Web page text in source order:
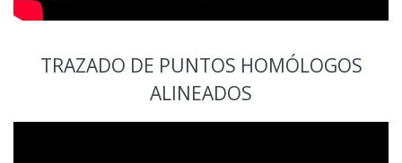
TRAZADO DE PUNTOS HOMÓLOGOS
ALINEADOS